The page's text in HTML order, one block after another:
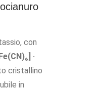
con
·
cristallino
in